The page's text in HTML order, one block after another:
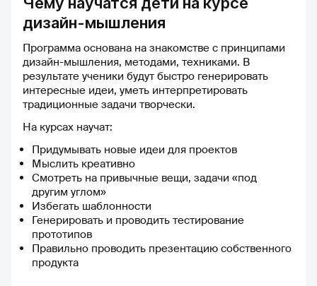
Все материалы представлены
ясно и интересно, разбиты на
восприятие информации. 👩‍🏫
Преподаватели действительно
увлечённые и опытные
специалисты своего дела. У
каждого преподавателя своя
манера подачи материала, но
умение доходчиво и лаконично
объяснить сложный материал.
⏳ Меня приятно удивляет
скорость реакции
преподавателей на мои
вопросы. Ответы приходят
практически мгновенно, часто
даже в тот же день, что
позволяет не терять нить
дизайн-мышления
Программа основана на знакомстве с принципами
дизайн-мышления, методами, техниками. В
результате ученики будут быстро генерировать
интересные идеи, уметь интерпретировать
традиционные задачи творчески.
На курсах научат:
Придумывать новые идеи для проектов
Мыслить креативно
Смотреть на привычные вещи, задачи «под
другим углом»
Избегать шаблонности
Генерировать и проводить тестирование
прототипов
Правильно проводить презентацию собственного
продукта